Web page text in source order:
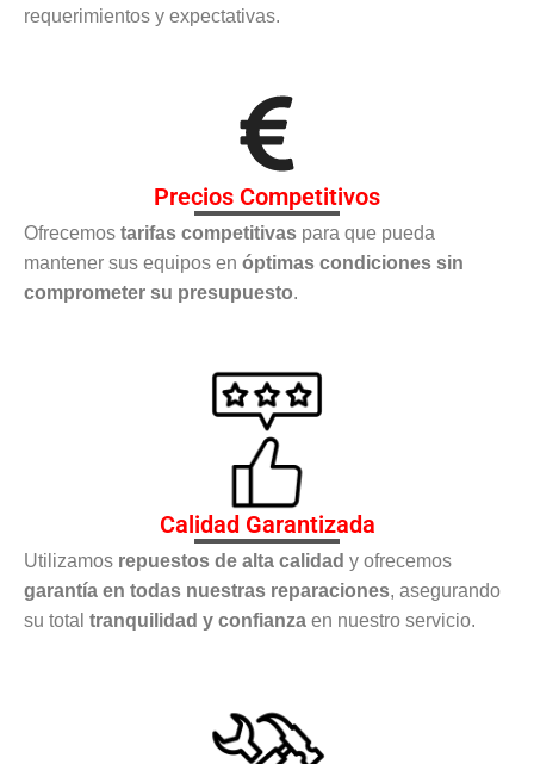
requerimientos y expectativas.
Precios Competitivos
Ofrecemos tarifas competitivas para que pueda
mantener sus equipos en óptimas condiciones sin
comprometer su presupuesto.
Calidad Garantizada
Utilizamos repuestos de alta calidad y ofrecemos
garantía en todas nuestras reparaciones, asegurando
su total tranquilidad y confianza en nuestro servicio.